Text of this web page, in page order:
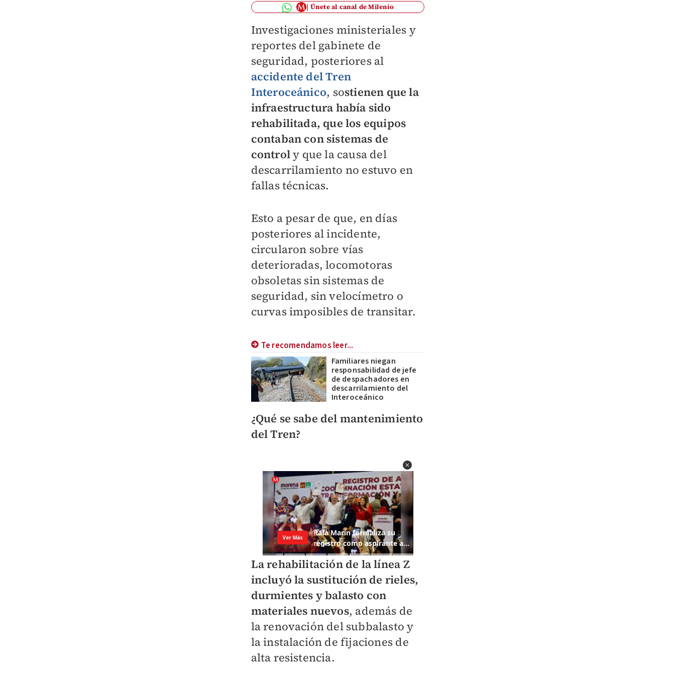
Únete al canal de Milenio
Investigaciones ministeriales y
reportes del gabinete de
seguridad, posteriores al
accidente del Tren
Interoceánico, sostienen que la
infraestructura había sido
rehabilitada, que los equipos
contaban con sistemas de
controly que la causa del
descarrilamiento no estuvo en
fallas técnicas.
Esto a pesar de que, en días
posteriores al incidente,
circularon sobre vías
deterioradas, locomotoras
obsoletas sin sistemas de
seguridad, sin velocímetro o
curvas imposibles de transitar.
Te recomendamos leer...
Familiares niegan
responsabilidad de jefe
de despachadores en
descarrilamiento del
Interoceánico
¿Qué se sabe del mantenimiento
del Tren?
La rehabilitación de la línea Z
incluyó la sustitución de rieles,
durmientes y balasto con
materiales nuevos, además de
la renovación del subbalasto y
la instalación de fijaciones de
alta resistencia.